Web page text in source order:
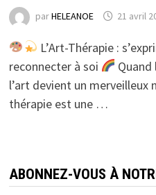
parHELEANOE 21 avril
L’Art-Thérapie :
reconnecter à soi
l’art devient un merveilleux
thérapie est une …
ABONNEZ-VOUS À